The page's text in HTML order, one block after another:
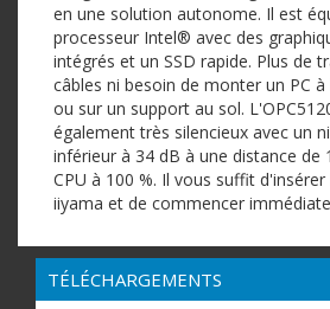
en une solution autonome. Il est
processeur Intel® avec des
intégrés et un SSD rapide. Plus de
câbles ni besoin de monter un PC
ou sur un support au sol.
également très silencieux avec un
inférieur à 34 dB à une distance de
CPU à 100 %. Il vous suffit d'insérer
iiyama et de commencer
TÉLÉCHARGEMENTS